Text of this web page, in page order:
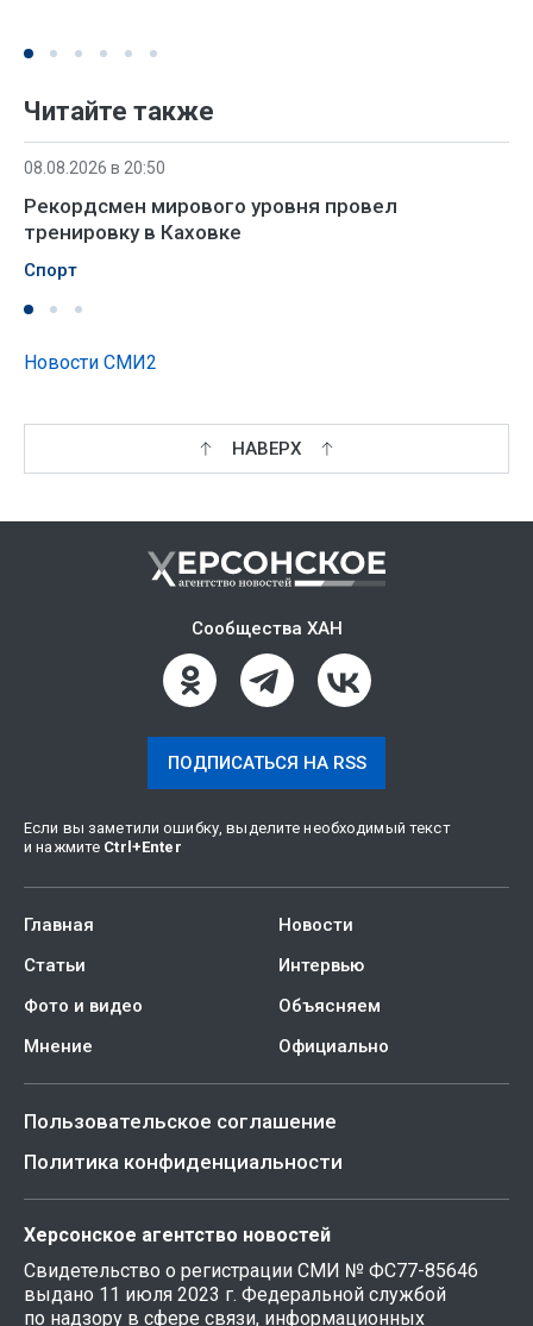
Читайте также
08.08.2026 в 20:50
Рекордсмен мирового уровня провел
тренировку в Каховке
Спорт
Новости СМИ2
НАВЕРХ
Сообщества ХАН
ПОДПИСАТЬСЯ НА RSS
Если вы заметили ошибку, выделите необходимый текст
и нажмите Ctrl +Enter
Главная
Новости
Статьи
Интервью
Фото и видео
Объясняем
Мнение
Официально
Пользовательское соглашение
Политика конфиденциальности
Херсонское агентство новостей
Свидетельство о регистрации СМИ № ФС77-85646
выдано 11 июля 2023 г. Федеральной службой
по надзору в сфере связи, информационных